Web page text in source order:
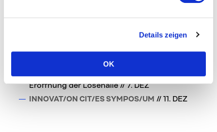
Details zeigen
OK
mitWolf
Peter Weixelbaumer
Eröffnung der Lösehalle // 7. DEZ
INNOVAT/ON CIT/ES SYMPOS/UM // 11. DEZ